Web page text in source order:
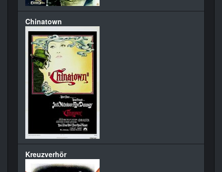
Chinatown
Kreuzverhör